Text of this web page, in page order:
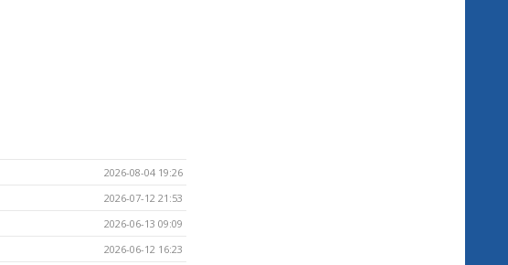
2026-08-04 19:26
2026-07-12 21:53
2026-06-13 09:09
2026-06-12 16:23